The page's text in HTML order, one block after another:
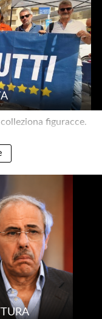
figuracce.